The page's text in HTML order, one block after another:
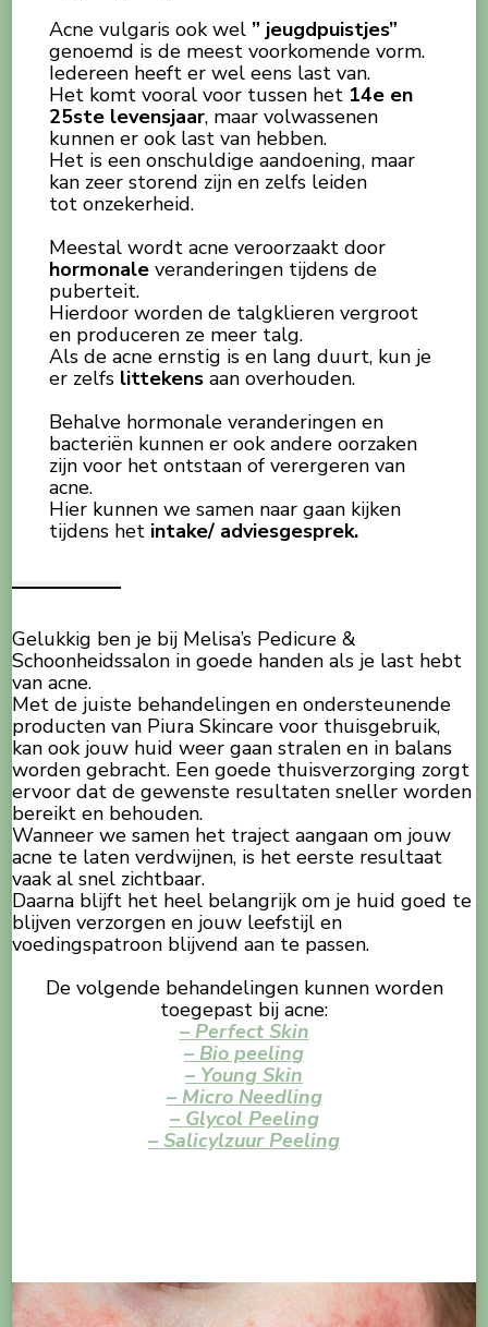
Acne vulgaris ook wel ” jeugdpuistjes”
genoemd is de meest voorkomende vorm.
Iedereen heeft er wel eens last van.
Het komt vooral voor tussen het 14e en
25ste levensjaar, maar volwassenen
kunnen er ook last van hebben.
Het is een onschuldige aandoening, maar
kan zeer storend zijn en zelfs leiden
tot onzekerheid.
Meestal wordt acne veroorzaakt door
hormonale veranderingen tijdens de
puberteit.
Hierdoor worden de talgklieren vergroot
en produceren ze meer talg.
Als de acne ernstig is en lang duurt, kun je
er zelfs littekens aan overhouden.
Behalve hormonale veranderingen en
bacteriën kunnen er ook andere oorzaken
zijn voor het ontstaan of verergeren van
acne. ​
Hier kunnen we samen naar gaan kijken
tijdens het intake/ adviesgesprek.
Gelukkig ben je bij Melisa’s Pedicure &
Schoonheidssalon in goede handen als je last hebt
van acne.
Met de juiste behandelingen en ondersteunende
producten van Piura Skincare voor thuisgebruik,
kan ook jouw huid weer gaan stralen en in balans
worden gebracht. Een goede thuisverzorging zorgt
ervoor dat de gewenste resultaten sneller worden
bereikt en behouden.
Wanneer we samen het traject aangaan om jouw
acne te laten verdwijnen, is het eerste resultaat
vaak al snel zichtbaar.
Daarna blijft het heel belangrijk om je huid goed te
blijven verzorgen en jouw leefstijl en
voedingspatroon blijvend aan te passen.
De volgende behandelingen kunnen worden
toegepast bij acne:
– Perfect Skin
– Bio peeling
– Young Skin
– Micro Needling
– Glycol Peeling
– Salicylzuur Peeling